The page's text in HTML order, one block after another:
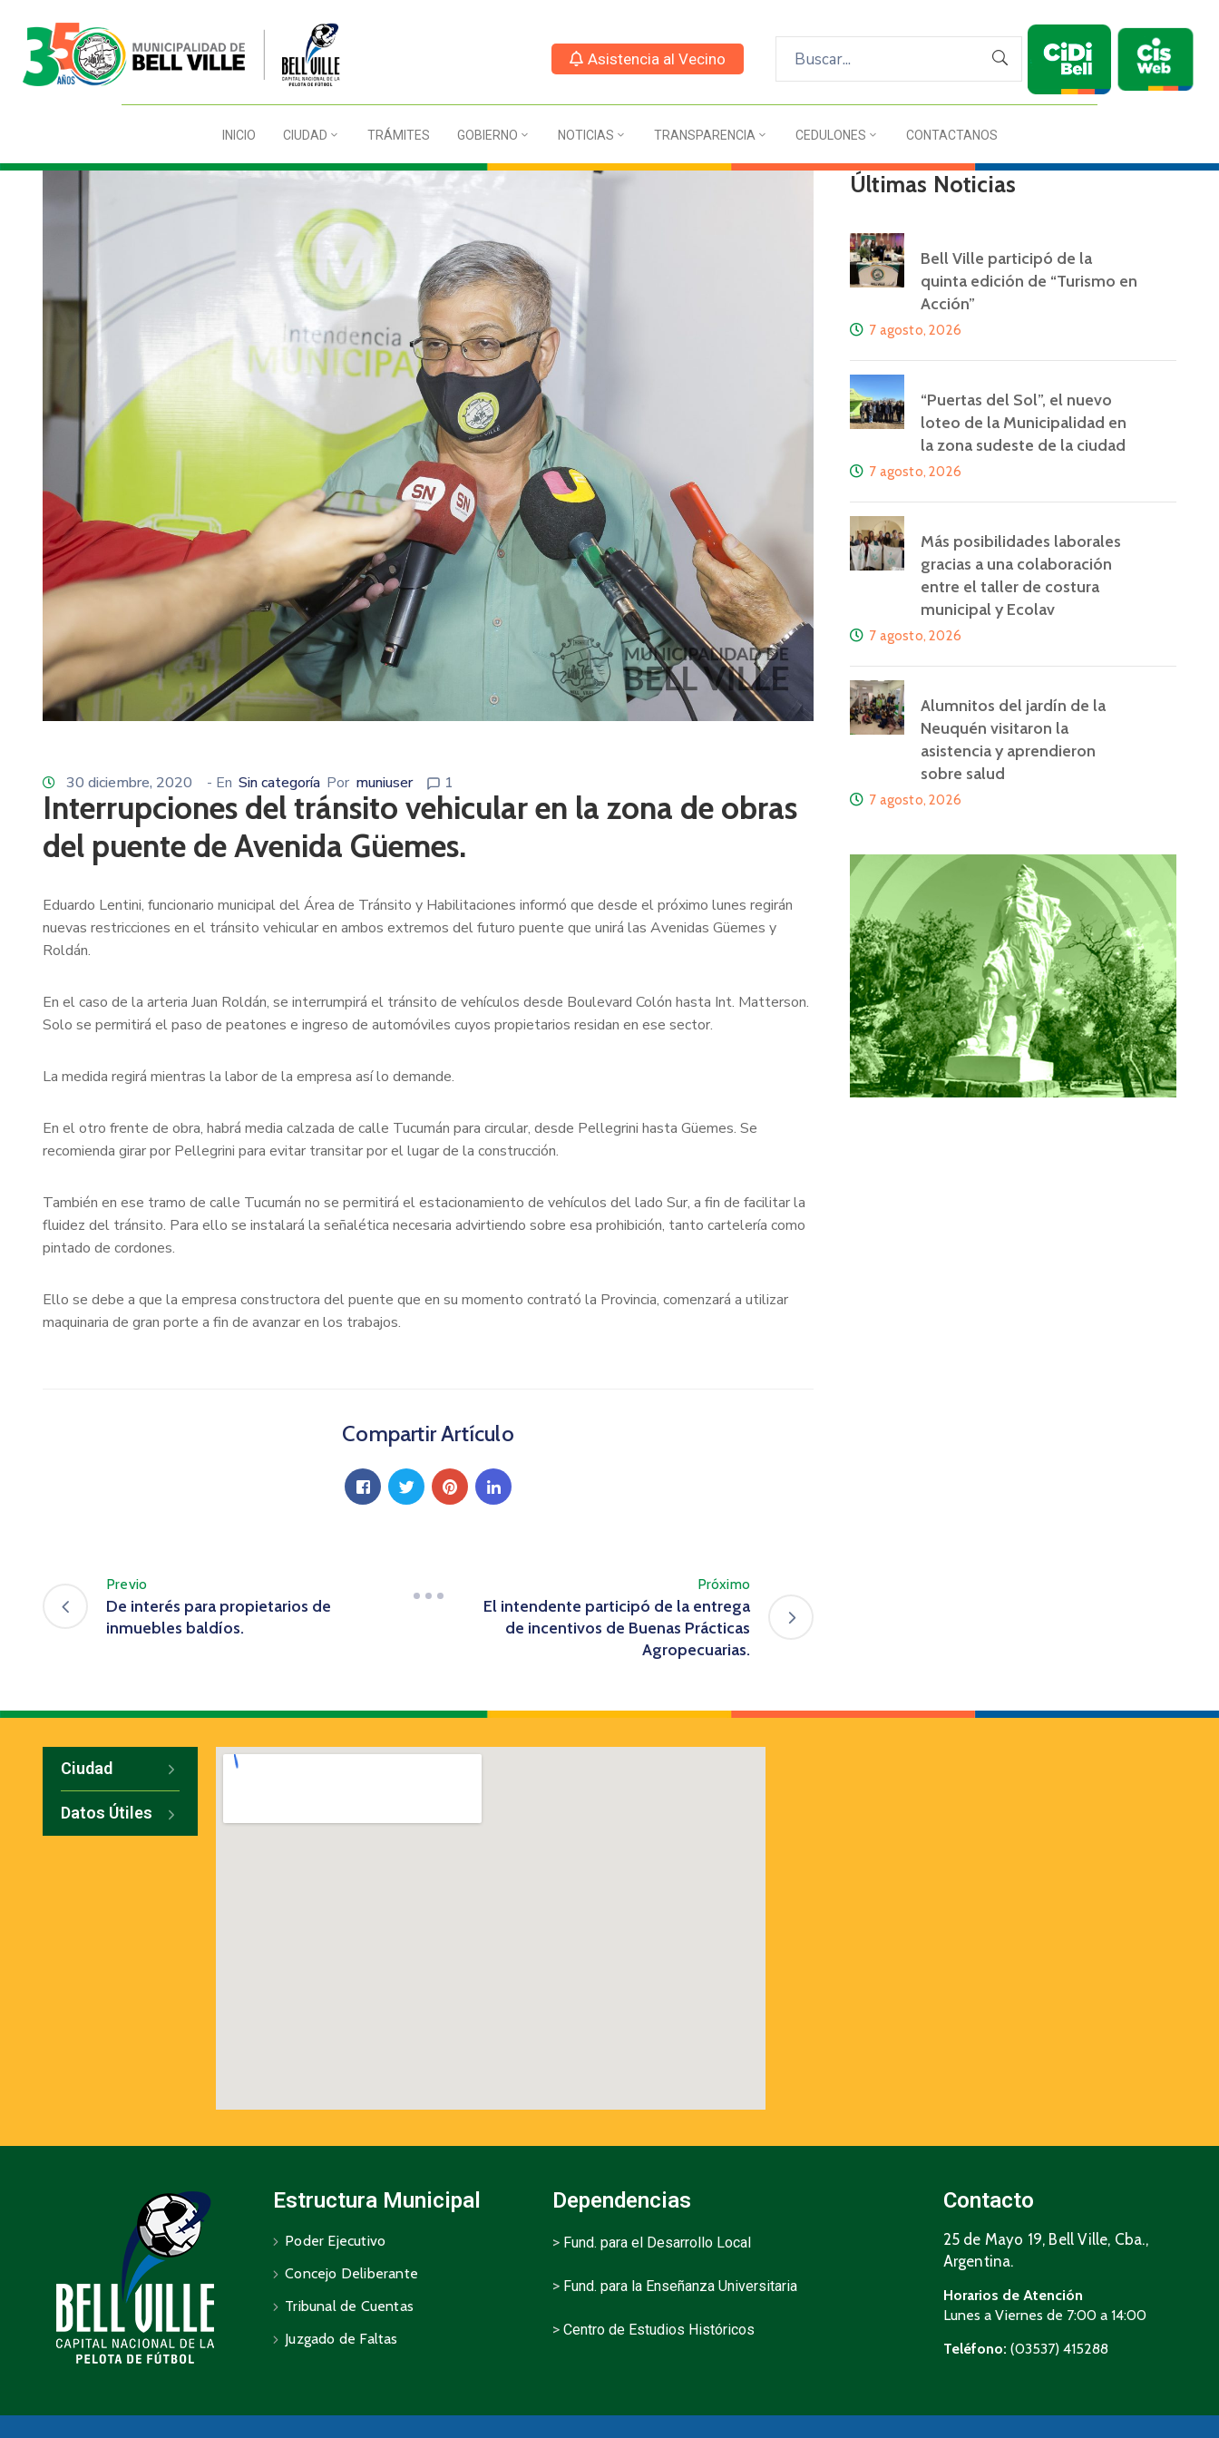
Asistencia al Vecino
INICIO CIUDAD TRÁMITES GOBIERNO NOTICIAS TRANSPARENCIA CEDULONES CONTACTANOS
30 diciembre, 2020 - En Sin categoría Por muniuser 1
Interrupciones del tránsito vehicular en la zona de obras
del puente de Avenida Güemes.
Eduardo Lentini, funcionario municipal del Área de Tránsito y Habilitaciones informó que desde el próximo lunes regirán
nuevas restricciones en el tránsito vehicular en ambos extremos del futuro puente que unirá las Avenidas Güemes y
Roldán.
En el caso de la arteria Juan Roldán, se interrumpirá el tránsito de vehículos desde Boulevard Colón hasta Int. Matterson.
Solo se permitirá el paso de peatones e ingreso de automóviles cuyos propietarios residan en ese sector.
La medida regirá mientras la labor de la empresa así lo demande.
En el otro frente de obra, habrá media calzada de calle Tucumán para circular, desde Pellegrini hasta Güemes. Se
recomienda girar por Pellegrini para evitar transitar por el lugar de la construcción.
También en ese tramo de calle Tucumán no se permitirá el estacionamiento de vehículos del lado Sur, a fin de facilitar la
fluidez del tránsito. Para ello se instalará la señalética necesaria advirtiendo sobre esa prohibición, tanto cartelería como
pintado de cordones.
Ello se debe a que la empresa constructora del puente que en su momento contrató la Provincia, comenzará a utilizar
maquinaria de gran porte a fin de avanzar en los trabajos.
Compartir Artículo
Previo
De interés para propietarios de
inmuebles baldíos.
Próximo
El intendente participó de la entrega
de incentivos de Buenas Prácticas
Agropecuarias.
Últimas Noticias
Bell Ville participó de la
quinta edición de “Turismo en
Acción”
7 agosto, 2026
“Puertas del Sol”, el nuevo
loteo de la Municipalidad en
la zona sudeste de la ciudad
7 agosto, 2026
Más posibilidades laborales
gracias a una colaboración
entre el taller de costura
municipal y Ecolav
7 agosto, 2026
Alumnitos del jardín de la
Neuquén visitaron la
asistencia y aprendieron
sobre salud
7 agosto, 2026
Ciudad
Datos Útiles
Estructura Municipal
Poder Ejecutivo
Concejo Deliberante
Tribunal de Cuentas
Juzgado de Faltas
Dependencias
> Fund. para el Desarrollo Local
> Fund. para la Enseñanza Universitaria
> Centro de Estudios Históricos
Contacto
25 de Mayo 19, Bell Ville, Cba.,
Argentina.
Horarios de Atención
Lunes a Viernes de 7:00 a 14:00
Teléfono: (03537) 415288